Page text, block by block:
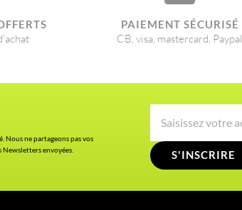
PAIEMENT SÉCURISÉ
CB, visa, mastercard, Paypal
Nous ne partageons pas vos
envoyées.
S'INSCRIRE